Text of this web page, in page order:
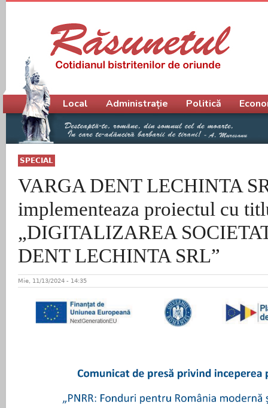
SPECIAL
VARGA DENT LECHINTA
implementeaza proiectul cu
„DIGITALIZAREA
DENT LECHINTA SRL”
Mie, 11/13/2024 - 14:35
Meniu principal
Local Administrație Politică